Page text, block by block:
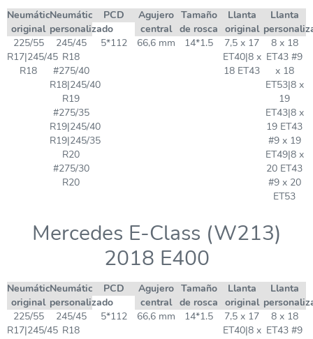
Neumático
original
Neumático
personalizado
PCD
Agujero
central
Tamaño
de rosca
Llanta
original
Llanta
225/55
R17|245/45
R18
245/45
R18
#275/40
R18|245/40
R19
#275/35
R19|245/40
R19|245/35
R20
#275/30
R20
5*112 66,6 mm 14*1.5
7,5 x 17
ET40|8 x
18 ET43
8 x 18
ET43 #9
x 18
ET53|8 x
19
ET43|8 x
19 ET43
#9 x 19
ET49|8 x
20 ET43
#9 x 20
ET53
Mercedes E-Class (W213)
2018 E400
Neumático
original
Neumático
personalizado
PCD
Agujero
central
Tamaño
de rosca
Llanta
original
Llanta
225/55
R17|245/45
245/45
R18
5*112 66,6 mm 14*1.5
7,5 x 17
ET40|8 x
8 x 18
ET43 #9